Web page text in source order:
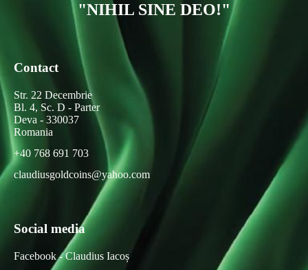
"NIHIL SINE DEO!"
Contact
Str. 22 Decembrie
Bl. 4, Sc. D - Parter
Deva - 330037
Romania
+40 768 691 703
claudiusgoldcoins@yahoo.com
Social media
Facebook - Claudius Iacoș